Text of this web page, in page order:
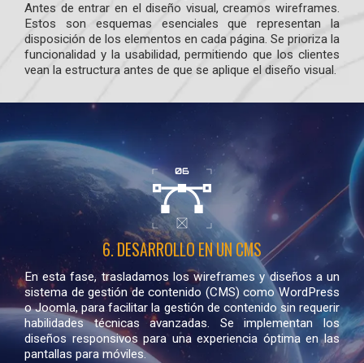
Antes de entrar en el diseño visual, creamos wireframes.
Estos son esquemas esenciales que representan la
disposición de los elementos en cada página. Se prioriza la
funcionalidad y la usabilidad, permitiendo que los clientes
vean la estructura antes de que se aplique el diseño visual.
6. DESARROLLO EN UN CMS
En esta fase, trasladamos los wireframes y diseños a un
sistema de gestión de contenido (CMS) como WordPress
o Joomla, para facilitar la gestión de contenido sin requerir
habilidades técnicas avanzadas. Se implementan los
diseños responsivos para una experiencia óptima en las
pantallas para móviles.